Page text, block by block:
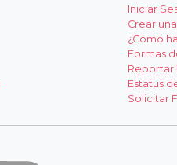
Iniciar
Crear
¿Cómo
Formas
Reportar
Estatus
Solicitar